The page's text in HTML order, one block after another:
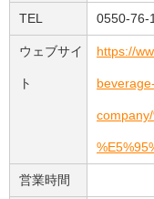
TEL 0550-76-
ウェブサイ
ト
https://
beverage-
営業時間